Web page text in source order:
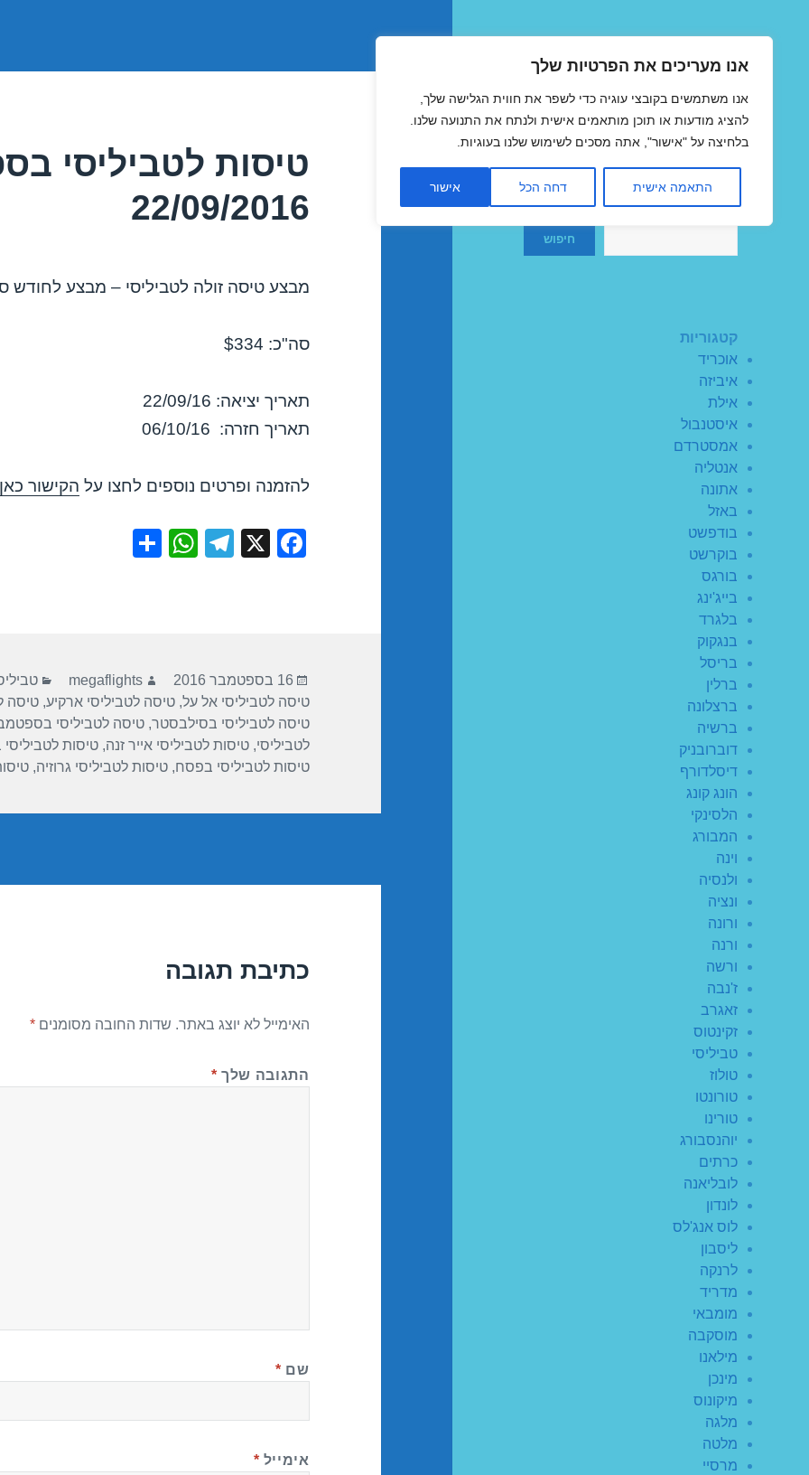
אנו מעריכים את הפרטיות שלך
אנו משתמשים בקובצי עוגיה כדי לשפר את חווית הגלישה שלך,
להציג מודעות או תוכן מותאמים אישית ולנתח את התנועה שלנו.
בלחיצה על "אישור", אתה מסכים לשימוש שלנו בעוגיות.
התאמה אישית דחה הכל אישור
MegaFlights טיסות מוזלות
חיפוש
חיפוש
קטגוריות
אוכריד
איביזה
אילת
איסטנבול
אמסטרדם
אנטליה
אתונה
באזל
בודפשט
בוקרשט
בורגס
בייג'ינג
בלגרד
בנגקוק
בריסל
ברלין
ברצלונה
ברשיה
דוברובניק
דיסלדורף
הונג קונג
הלסינקי
המבורג
וינה
ולנסיה
ונציה
ורונה
ורנה
ורשה
ז'נבה
זאגרב
זקינטוס
טביליסי
טולוז
טורונטו
טורינו
יוהנסבורג
כרתים
לובליאנה
לונדון
לוס אנג'לס
ליסבון
לרנקה
מדריד
מומבאי
מוסקבה
מילאנו
מינכן
מיקונוס
מלגה
מלטה
מרסיי
טיסות לטביליסי
22/09/2016
מבצע טיסה זולה לטביליסי – מבצע לחודש
סה"כ: $334
תאריך יציאה: 22/09/16
תאריך חזרה: 06/10/16
להזמנה ופרטים נוספים לחצו על הקישור
F
o
o
k
X
T
m
W
p
p
פורסם
בתאריך
16 בספטמבר 2016 מחבר
megaflights
טיסה לטביליסי אל על,טיסה לטביליסי ארקיע,טיסה
טיסה לטביליסי בסילבסטר,טיסה לטביליסי
לטביליסי,טיסות לטביליסי אייר זנה,טיסות
טיסות לטביליסי בפסח,טיסות לטביליסי גרוזיה,
כתיבת תגובה
האימייל לא יוצג באתר. שדות החובה מסומנים*
התגובה שלך *
שם *
אימייל *